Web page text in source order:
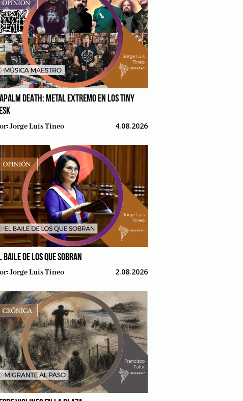
DEATH: METAL EXTREMO EN LOS TINY
Jorge Luis Tineo 4.08.2026
BAILE DE LOS QUE SOBRAN
Jorge Luis Tineo 2.08.2026